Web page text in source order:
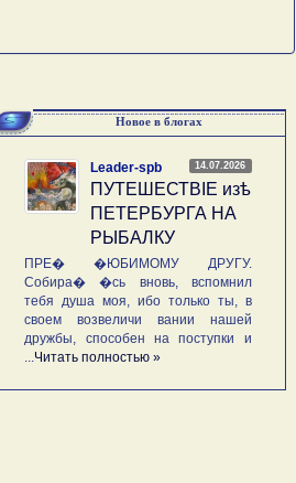
Новое в блогах
14.07.2026
Leader-spb
ПУТЕШЕСТВIE изѣ
ПЕТЕРБУРГА НА
РЫБАЛКУ
ПРЕ� �ЮБИМОМУ ДРУГУ.
Собира� �сь вновь, вспомнил
тебя душа моя, ибо только ты, в
своем возвеличи вании нашей
дружбы, способен на поступки и
...Читать полностью »